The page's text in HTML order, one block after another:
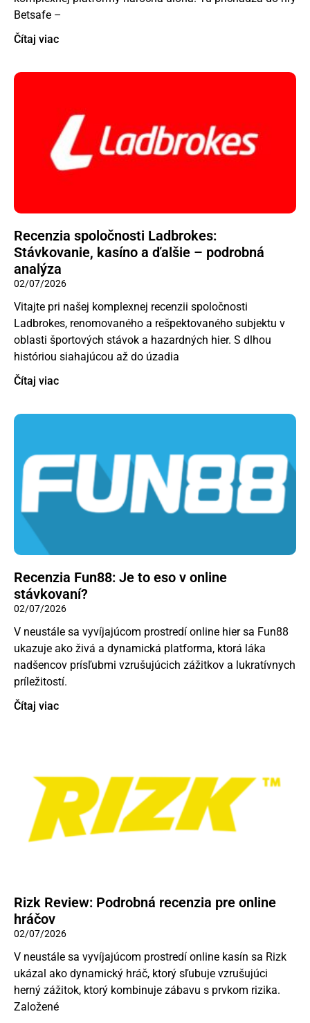
Betsafe –
Čítaj viac
Recenzia spoločnosti Ladbrokes:
Stávkovanie, kasíno a ďalšie – podrobná
analýza
02/07/2026
Vitajte pri našej komplexnej recenzii spoločnosti
Ladbrokes, renomovaného a rešpektovaného subjektu v
oblasti športových stávok a hazardných hier. S dlhou
históriou siahajúcou až do úzadia
Čítaj viac
Recenzia Fun88: Je to eso v online
stávkovaní?
02/07/2026
V neustále sa vyvíjajúcom prostredí online hier sa Fun88
ukazuje ako živá a dynamická platforma, ktorá láka
nadšencov prísľubmi vzrušujúcich zážitkov a lukratívnych
príležitostí.
Čítaj viac
Rizk Review: Podrobná recenzia pre online
hráčov
02/07/2026
V neustále sa vyvíjajúcom prostredí online kasín sa Rizk
ukázal ako dynamický hráč, ktorý sľubuje vzrušujúci
herný zážitok, ktorý kombinuje zábavu s prvkom rizika.
Založené